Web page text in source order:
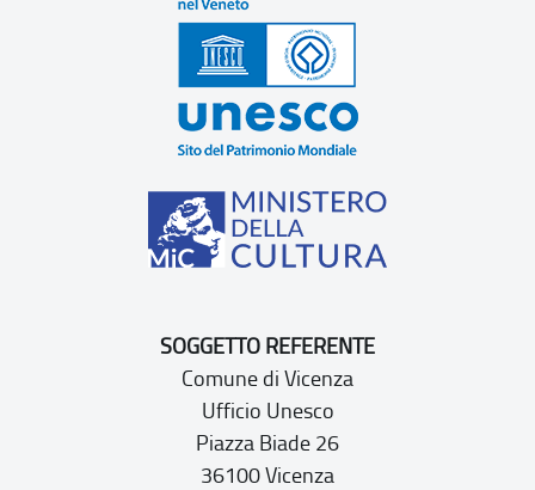
SOGGETTO REFERENTE
Comune di Vicenza
Ufficio Unesco
Piazza Biade 26
36100 Vicenza